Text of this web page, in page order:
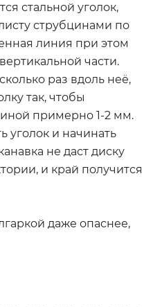
стальной уголок,
струбцинами по
линия при этом
части.
раз вдоль неё,
так, чтобы
примерно 1-2 мм.
уголок и начинать
не даст диску
и край получится
даже опаснее,